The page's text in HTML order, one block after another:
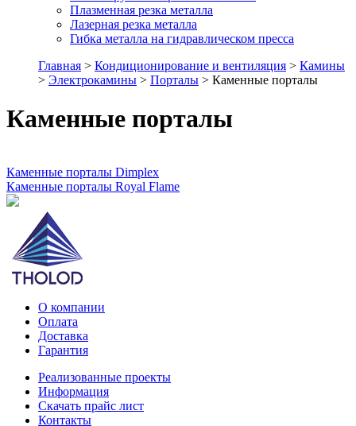
Плазменная резка металла
Лазерная резка металла
Гибка металла на гидравлическом пресса
Главная > Кондиционирование и вентиляция > Камины
> Электрокамины > Порталы > Каменные порталы
Каменные порталы
Каменные порталы Dimplex
Каменные порталы Royal Flame
О компании
Оплата
Доставка
Гарантия
Реализованные проекты
Информация
Скачать прайс лист
Контакты